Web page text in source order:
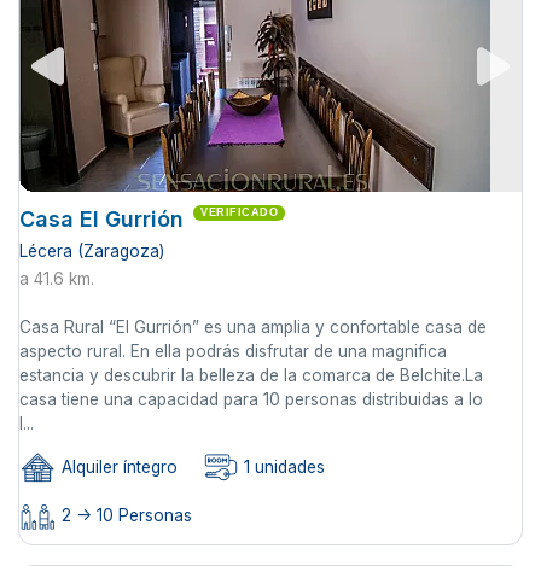
Casa El Gurrión VERIFICADO
Lécera (Zaragoza)
a 41.6 km.
Casa Rural “El Gurrión” es una amplia y confortable casa de
aspecto rural. En ella podrás disfrutar de una magnifica
estancia y descubrir la belleza de la comarca de Belchite.La
casa tiene una capacidad para 10 personas distribuidas a lo
l...
Alquiler íntegro 1 unidades
2 -> 10 Personas